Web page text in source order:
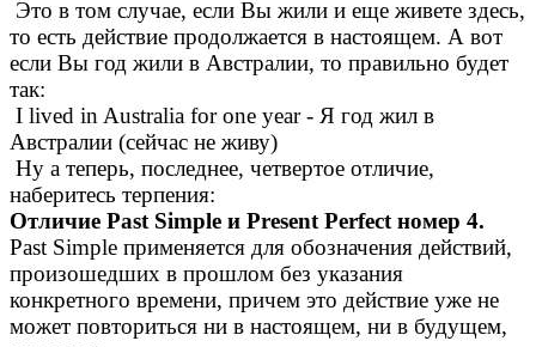
Это в том случае, если Вы жили и еще живете здесь,
то есть действие продолжается в настоящем. А вот
если Вы год жили в Австралии, то правильно будет
так:
I lived in Australia for one year - Я год жил в
Австралии (сейчас не живу)
Ну а теперь, последнее, четвертое отличие,
наберитесь терпения:
Отличие Past Simple и Present Perfect номер 4.
Past Simple применяется для обозначения действий,
произошедших в прошлом без указания
конкретного времени, причем это действие уже не
может повториться ни в настоящем, ни в будущем,